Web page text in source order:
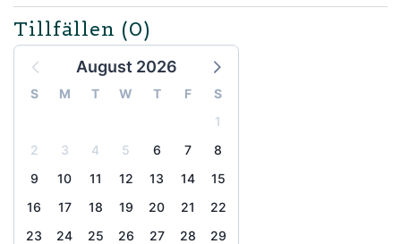
Tillfällen (0)
August 2026
S M T W T F
S
1
2
3 4 5 6 7
8
9
10 11 12 13 14
15
16
17 18 19 20 21
22
23
24 25 26 27 28
29